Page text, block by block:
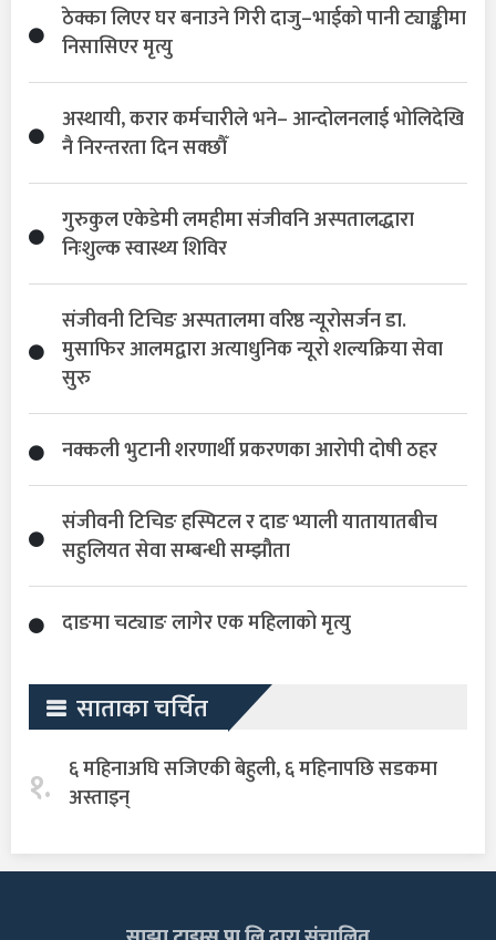
ठेक्का लिएर घर बनाउने गिरी दाजु–भाईको पानी ट्याङ्कीमा
निसासिएर मृत्यु
अस्थायी, करार कर्मचारीले भने– आन्दोलनलाई भोलिदेखि
नै निरन्तरता दिन सक्छौँ
गुरुकुल एकेडेमी लमहीमा संजीवनि अस्पतालद्धारा
निःशुल्क स्वास्थ्य शिविर
संजीवनी टिचिङ अस्पतालमा वरिष्ठ न्यूरोसर्जन डा.
मुसाफिर आलमद्वारा अत्याधुनिक न्यूरो शल्यक्रिया सेवा
सुरु
नक्कली भुटानी शरणार्थी प्रकरणका आरोपी दोषी ठहर
संजीवनी टिचिङ हस्पिटल र दाङ भ्याली यातायातबीच
सहुलियत सेवा सम्बन्धी सम्झौता
दाङमा चट्याङ लागेर एक महिलाको मृत्यु
साताका चर्चित
१. ६ महिनाअघि सजिएकी बेहुली, ६ महिनापछि सडकमा
अस्ताइन्